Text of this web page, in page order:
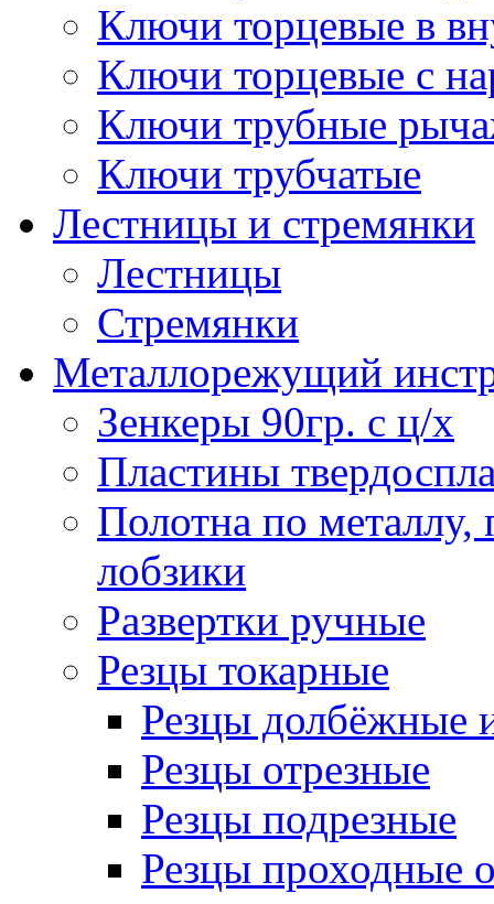
Ключи торцевые в
Ключи торцевые с
Ключи трубные
Ключи трубчатые
Лестницы и стремянки
Лестницы
Стремянки
Металлорежущий
Зенкеры 90гр. с ц/х
Пластины
Полотна по
лобзики
Развертки ручные
Резцы токарные
Резцы долбёжные
Резцы отрезные
Резцы подрезные
Резцы проходные